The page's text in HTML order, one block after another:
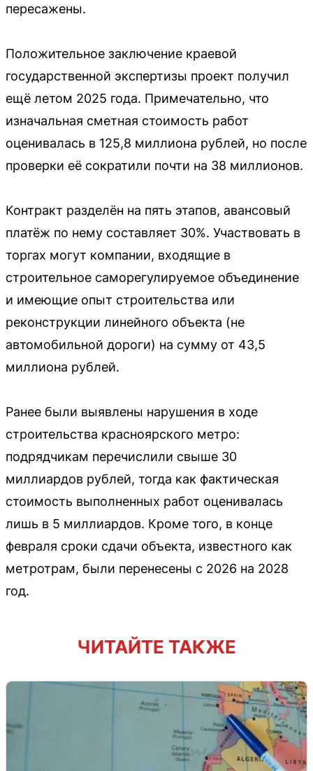
пересажены.
Положительное заключение краевой
государственной экспертизы проект получил
ещё летом 2025 года. Примечательно, что
изначальная сметная стоимость работ
оценивалась в 125,8 миллиона рублей, но после
проверки её сократили почти на 38 миллионов.
Контракт разделён на пять этапов, авансовый
платёж по нему составляет 30%. Участвовать в
торгах могут компании, входящие в
строительное саморегулируемое объединение
и имеющие опыт строительства или
реконструкции линейного объекта (не
автомобильной дороги) на сумму от 43,5
миллиона рублей.
Ранее были выявлены нарушения в ходе
строительства красноярского метро:
подрядчикам перечислили свыше 30
миллиардов рублей, тогда как фактическая
стоимость выполненных работ оценивалась
лишь в 5 миллиардов. Кроме того, в конце
февраля сроки сдачи объекта, известного как
метротрам, были перенесены с 2026 на 2028
год.
ЧИТАЙТЕ ТАКЖЕ